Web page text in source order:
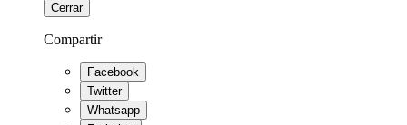
Cerrar
Compartir
Facebook
Twitter
Whatsapp